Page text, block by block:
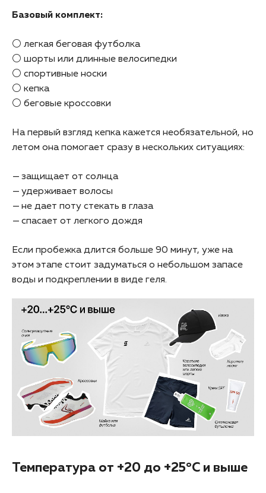
Базовый комплект:
⚪ легкая беговая футболка
⚪ шорты или длинные велосипедки
⚪ спортивные носки
⚪ кепка
⚪ беговые кроссовки
На первый взгляд кепка кажется необязательной, но
летом она помогает сразу в нескольких ситуациях:
защищает от солнца
удерживает волосы
не дает поту стекать в глаза
спасает от легкого дождя
Если пробежка длится больше 90 минут, уже на
этом этапе стоит задуматься о небольшом запасе
воды и подкреплении в виде геля.
Температура от +20 до +25°C и выше